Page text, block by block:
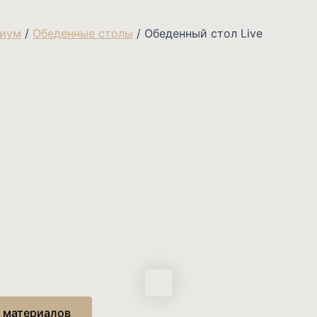
/ Обеденные столы / Обеденный стол Live